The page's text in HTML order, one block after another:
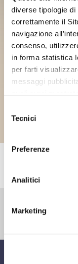
diverse tipologie
correttamente il
navigazione
consenso,
in forma statistica
per farti
messaggi
delTecnici
Preferenze
Analitici
Marketing
BICCHIERE